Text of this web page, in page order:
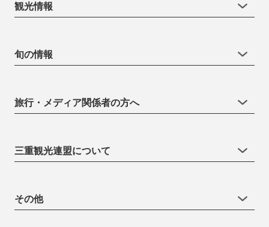
観光情報
旬の情報
旅行・メディア関係者の方へ
三重観光連盟について
その他